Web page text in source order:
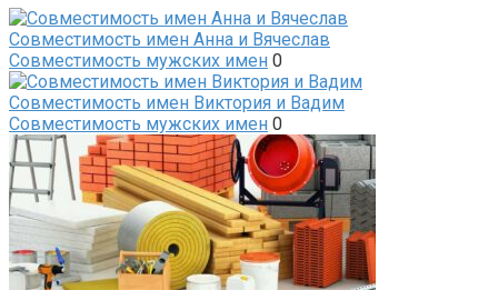
Совместимость имен Анна и Вячеслав
Совместимость мужских имен 0
Совместимость имен Виктория и Вадим
Совместимость мужских имен 0